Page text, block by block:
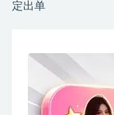
定出单